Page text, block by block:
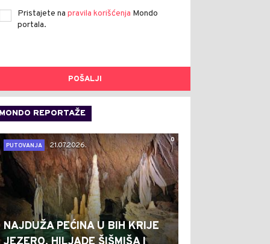
Pristajete na pravila korišćenja Mondo
portala.
POŠALJI
MONDO REPORTAŽE
0
PUTOVANJA
21.07.2026.
NAJDUŽA PEĆINA U BIH KRIJE